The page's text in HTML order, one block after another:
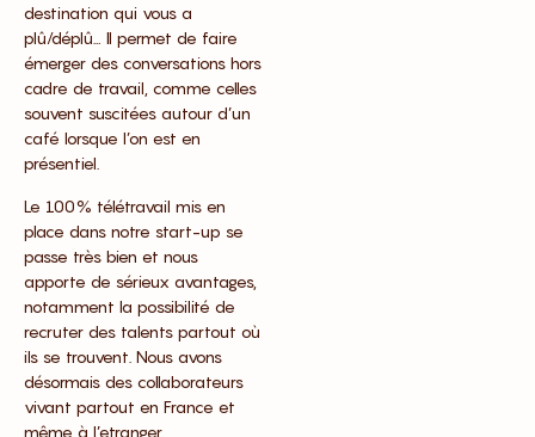
destination qui vous a
plû/déplû… Il permet de faire
émerger des conversations hors
cadre de travail, comme celles
souvent suscitées autour d’un
café lorsque l’on est en
présentiel.
Le 100% télétravail mis en
place dans notre start-up se
passe très bien et nous
apporte de sérieux avantages,
notamment la possibilité de
recruter des talents partout où
ils se trouvent. Nous avons
désormais des collaborateurs
vivant partout en France et
même à l’etranger.